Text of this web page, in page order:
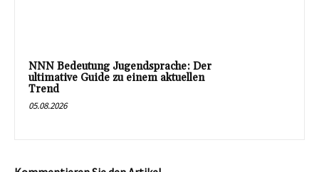
NNN Bedeutung Jugendsprache: Der
ultimative Guide zu einem aktuellen
Trend
05.08.2026